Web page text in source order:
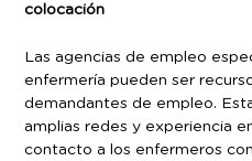
colocación
Las agencias de empleo
enfermería pueden ser
demandantes de empleo.
amplias redes y experiencia
contacto a los enfermeros